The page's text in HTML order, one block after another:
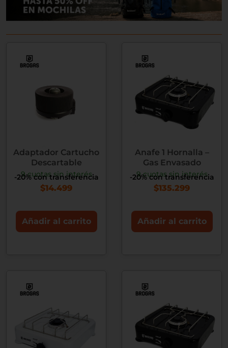
Adaptador Cartucho
Descartable
9 cuotas sin interés
-20% con transferencia
$14.499
Añadir al carrito
Anafe 1 Hornalla –
Gas Envasado
9 cuotas sin interés
-20% con transferencia
$135.299
Añadir al carrito